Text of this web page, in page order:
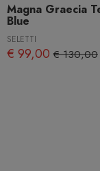
Magna Graecia
Blue
SELETTI
€ 99,00 € 130,00